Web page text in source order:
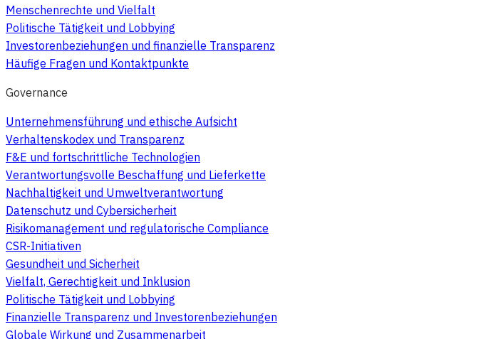
Menschenrechte und Vielfalt
Politische Tätigkeit und Lobbying
Investorenbeziehungen und finanzielle Transparenz
Häufige Fragen und Kontaktpunkte
Governance
Unternehmensführung und ethische Aufsicht
Verhaltenskodex und Transparenz
F&E und fortschrittliche Technologien
Verantwortungsvolle Beschaffung und Lieferkette
Nachhaltigkeit und Umweltverantwortung
Datenschutz und Cybersicherheit
Risikomanagement und regulatorische Compliance
CSR-Initiativen
Gesundheit und Sicherheit
Vielfalt, Gerechtigkeit und Inklusion
Politische Tätigkeit und Lobbying
Finanzielle Transparenz und Investorenbeziehungen
Globale Wirkung und Zusammenarbeit